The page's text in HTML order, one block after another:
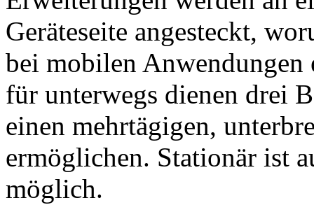
Geräteseite angesteckt,
bei mobilen Anwendungen
für unterwegs dienen drei
einen mehrtägigen,
ermöglichen. Stationär ist
möglich.